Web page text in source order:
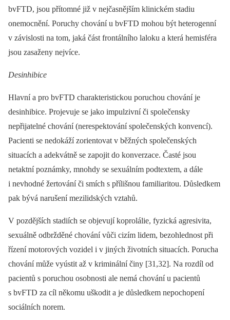
bvFTD, jsou přítomné již v nejčasnějším klinickém stadiu
onemocnění. Poruchy chování u bvFTD mohou být heterogenní
v závislosti na tom, jaká část frontálního laloku a která hemisféra
jsou zasaženy nejvíce.
Desinhibice
Hlavní a pro bvFTD charakteristickou poruchou chování je
desinhibice. Projevuje se jako impulzivní či společensky
nepřijatelné chování (nerespektování společenských konvencí).
Pacienti se nedokáží zorientovat v běžných společenských
situacích a adekvátně se zapojit do konverzace. Časté jsou
netaktní poznámky, mnohdy se sexuálním podtextem, a dále
i nevhodné žertování či smích s přílišnou familiaritou. Důsledkem
pak bývá narušení mezilidských vztahů.
V pozdějších stadiích se objevují koprolálie, fyzická agresivita,
sexuálně odbržděné chování vůči cizím lidem, bezohlednost při
řízení motorových vozidel i v jiných životních situacích. Porucha
chování může vyústit až v kriminální činy [31,32]. Na rozdíl od
pacientů s poruchou osobnosti ale nemá chování u pacientů
s bvFTD za cíl někomu uškodit a je důsledkem nepochopení
sociálních norem.